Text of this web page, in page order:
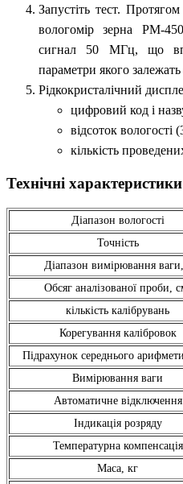
Запустіть тест.
вологомір зерна PM-
сигнал 50 МГц, що
параметри якого залежать
Рідкокристалічний
цифровий код і
відсоток вологості
кількість
Технічні характеристики
Діапазон вологості
Точність
Діапазон вимірювання
Обсяг аналізованої проби,
кількість калібрувань
Корегування калібровок
Підрахунок середнього
Вимірювання ваги
Автоматичне відключення
Індикація розряду
Температурна компенсація
Маса, кг